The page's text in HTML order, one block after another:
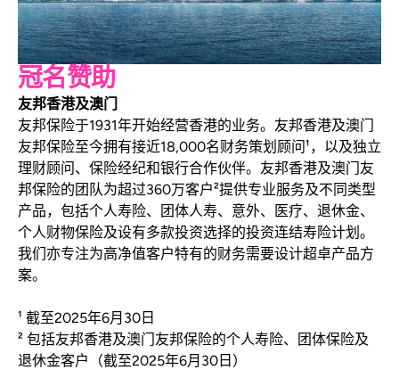
冠名赞助
友邦香港及澳门
友邦保险于1931年开始经营香港的业务。友邦香港及澳门
友邦保险至今拥有接近18,000名财务策划顾问¹，以及独立
理财顾问、保险经纪和银行合作伙伴。友邦香港及澳门友
邦保险的团队为超过360万客户²提供专业服务及不同类型
产品，包括个人寿险、团体人寿、意外、医疗、退休金、
个人财物保险及设有多款投资选择的投资连结寿险计划。
我们亦专注为高净值客户特有的财务需要设计超卓产品方
案。
¹ 截至2025年6月30日
² 包括友邦香港及澳门友邦保险的个人寿险、团体保险及
退休金客户（截至2025年6月30日）